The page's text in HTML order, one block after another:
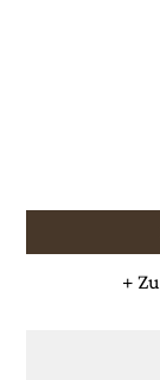
+